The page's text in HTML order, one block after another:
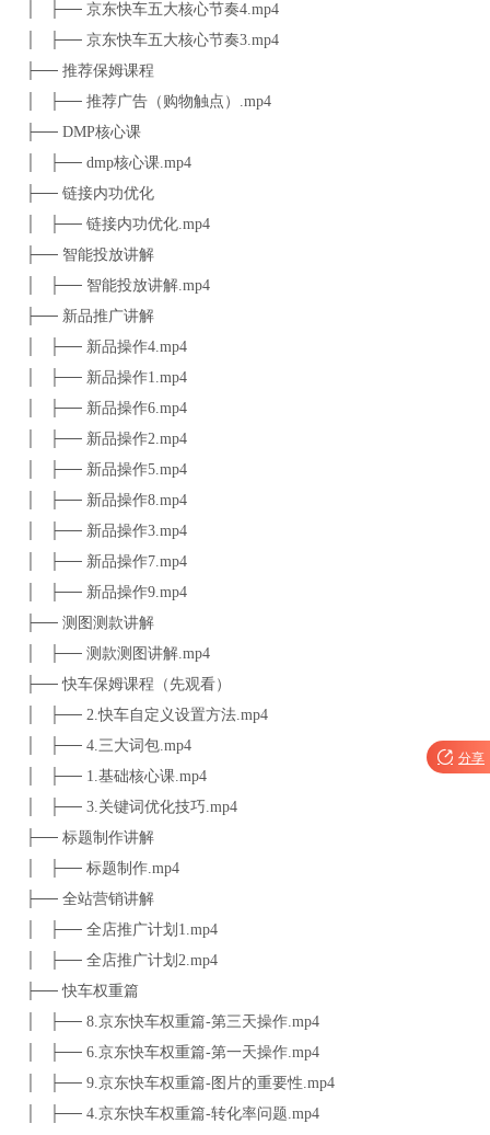
│ ├── 京东快车五大核心节奏4.mp4
│ ├── 京东快车五大核心节奏3.mp4
├── 推荐保姆课程
│ ├── 推荐广告（购物触点）.mp4
├── DMP核心课
│ ├── dmp核心课.mp4
├── 链接内功优化
│ ├── 链接内功优化.mp4
├── 智能投放讲解
│ ├── 智能投放讲解.mp4
├── 新品推广讲解
│ ├── 新品操作4.mp4
│ ├── 新品操作1.mp4
│ ├── 新品操作6.mp4
│ ├── 新品操作2.mp4
│ ├── 新品操作5.mp4
│ ├── 新品操作8.mp4
│ ├── 新品操作3.mp4
│ ├── 新品操作7.mp4
│ ├── 新品操作9.mp4
├── 测图测款讲解
│ ├── 测款测图讲解.mp4
├── 快车保姆课程（先观看）
│ ├── 2.快车自定义设置方法.mp4
│ ├── 4.三大词包.mp4
│ ├── 1.基础核心课.mp4
│ ├── 3.关键词优化技巧.mp4
├── 标题制作讲解
│ ├── 标题制作.mp4
├── 全站营销讲解
│ ├── 全店推广计划1.mp4
│ ├── 全店推广计划2.mp4
├── 快车权重篇
│ ├── 8.京东快车权重篇-第三天操作.mp4
│ ├── 6.京东快车权重篇-第一天操作.mp4
│ ├── 9.京东快车权重篇-图片的重要性.mp4
│ ├── 4.京东快车权重篇-转化率问题.mp4
 分享